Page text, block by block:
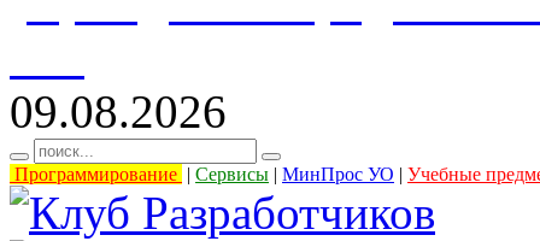
09.08.2026
Программирование | Сервисы | МинПрос УО | Учебные